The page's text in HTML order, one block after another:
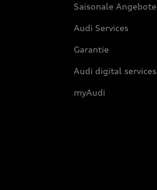
Saisonale Angebote
Audi Services
Garantie
Audi digital services
myAudi